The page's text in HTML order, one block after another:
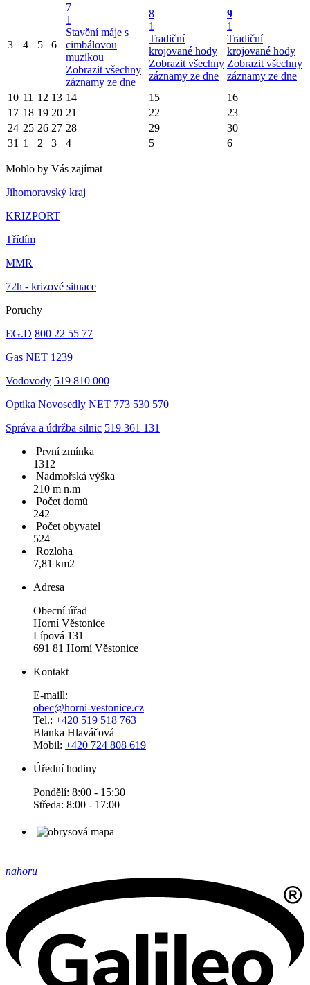
3 4 5 6
7
1
Stavění máje s
cimbálovou
muzikou
Zobrazit všechny
záznamy ze dne
8
1
Tradiční
krojované hody
Zobrazit všechny
záznamy ze dne
9
1
Tradiční
krojované hody
Zobrazit všechny
záznamy ze dne
10 11 12 13 14 15
16
17 18 19 20 21 22
23
24 25 26 27 28 29
30
31 1 2 3 4 5 6
Mohlo by Vás zajímat
Jihomoravský kraj
KRIZPORT
Třídím
MMR
72h - krizové situace
Poruchy
EG.D 800 22 55 77
Gas NET 1239
Vodovody 519 810 000
Optika Novosedly NET 773 530 570
Správa a údržba silnic 519 361 131
První zmínka
1312
Nadmořská výška
210 m n.m
Počet domů
242
Počet obyvatel
524
Rozloha
7,81 km2
Adresa
Obecní úřad
Horní Věstonice
Lípová 131
691 81 Horní Věstonice
Kontakt
E-maill:
obec@horni-vestonice.cz
Tel.: +420 519 518 763
Blanka Hlaváčová
Mobil: +420 724 808 619
Úřední hodiny
Pondělí: 8:00 - 15:30
Středa: 8:00 - 17:00
nahoru